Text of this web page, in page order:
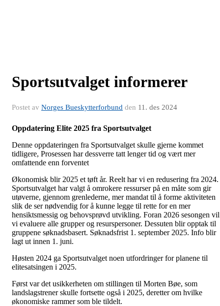
Sportsutvalget informerer
Postet av Norges Bueskytterforbund den 11. des 2024
Oppdatering Elite 2025 fra Sportsutvalget
Denne oppdateringen fra Sportsutvalget skulle gjerne kommet
tidligere, Prosessen har dessverre tatt lenger tid og vært mer
omfattende enn forventet
Økonomisk blir 2025 et tøft år. Reelt har vi en redusering fra 2024.
Sportsutvalget har valgt å omrokere ressurser på en måte som gir
utøverne, gjennom grenlederne, mer mandat til å forme aktiviteten
slik de ser nødvendig for å kunne legge til rette for en mer
hensiktsmessig og behovsprøvd utvikling. Foran 2026 sesongen vil
vi evaluere alle grupper og resurspersoner. Dessuten blir opptak til
gruppene søknadsbasert. Søknadsfrist 1. september 2025. Info blir
lagt ut innen 1. juni.
Høsten 2024 ga Sportsutvalget noen utfordringer for planene til
elitesatsingen i 2025.
Først var det usikkerheten om stillingen til Morten Bøe, som
landslagstrener skulle fortsette også i 2025, deretter om hvilke
økonomiske rammer som ble tildelt.